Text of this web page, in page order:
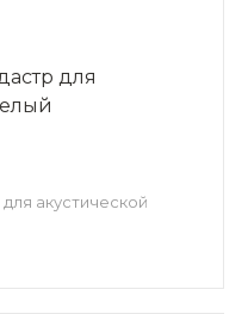
для
акустической